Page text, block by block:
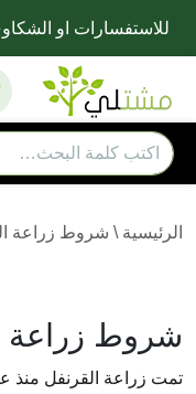
للاستفسارات او
الرئيسية \ شروط زراعة
شروط زراعة